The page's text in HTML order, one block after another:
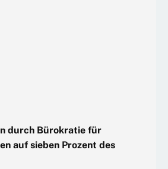
durch Bürokratie für
auf sieben Prozent des